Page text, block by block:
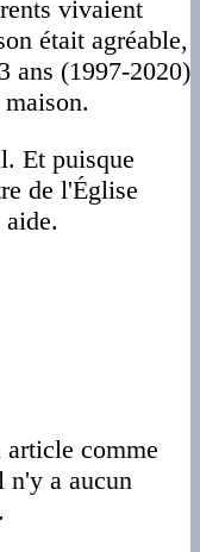
vivaient
était agréable,
ans (1997-2020)
Et puisque
de l'Église
article comme
n'y a aucun